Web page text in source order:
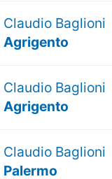
Claudio Baglioni
Agrigento
Claudio Baglioni
Agrigento
Claudio Baglioni
Palermo